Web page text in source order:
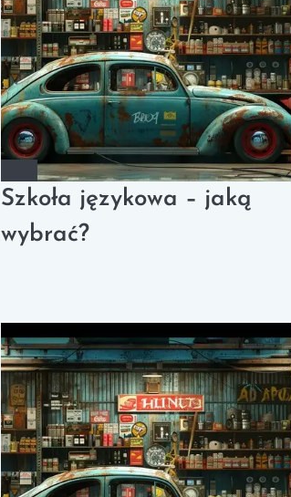
Szkoła językowa – jaką
wybrać?